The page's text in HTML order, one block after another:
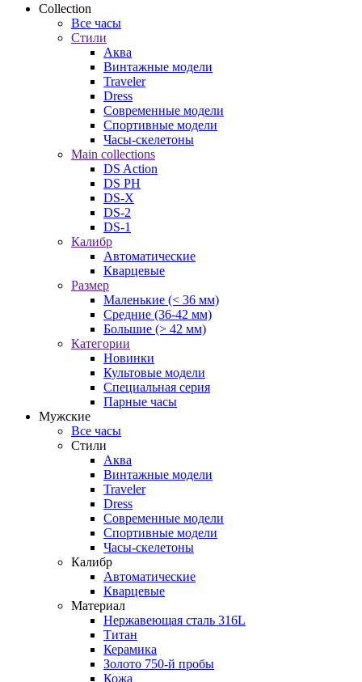
Collection
Все часы
Стили
Аква
Винтажные модели
Traveler
Dress
Современные модели
Спортивные модели
Часы-скелетоны
Main collections
DS Action
DS PH
DS-X
DS-2
DS-1
Калибр
Автоматические
Кварцевые
Размер
Маленькие (< 36 мм)
Средние (36-42 мм)
Большие (> 42 мм)
Категории
Новинки
Культовые модели
Специальная серия
Парные часы
Мужские
Все часы
Стили
Аква
Винтажные модели
Traveler
Dress
Современные модели
Спортивные модели
Часы-скелетоны
Калибр
Автоматические
Кварцевые
Материал
Нержавеющая сталь 316L
Титан
Керамика
Золото 750-й пробы
Кожа